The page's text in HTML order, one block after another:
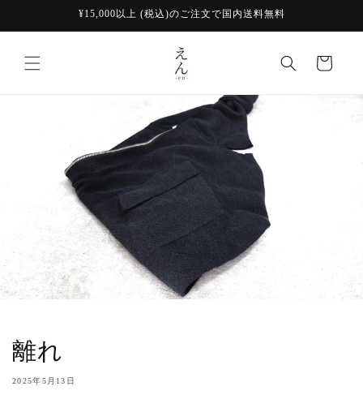
進む
¥15,000以上 (税込)のご注文で国内送料無料
ー
離れ
2025年5月13日